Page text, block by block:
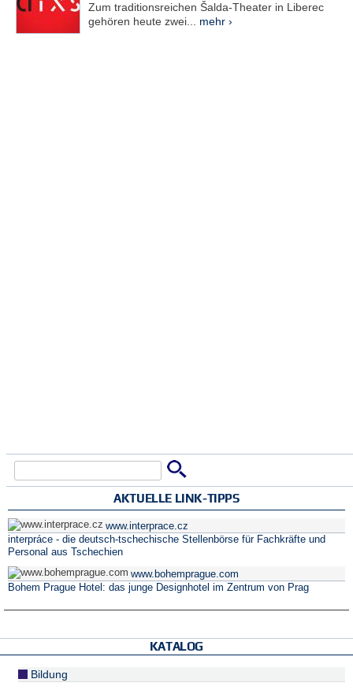
Zum traditionsreichen Šalda-Theater in Liberec
gehören heute zwei... mehr ›
AKTUELLE LINK-TIPPS
www.interprace.cz
interpráce - die deutsch-tschechische Stellenbörse für Fachkräfte und
Personal aus Tschechien
www.bohemprague.com
Bohem Prague Hotel: das junge Designhotel im Zentrum von Prag
KATALOG
Bildung